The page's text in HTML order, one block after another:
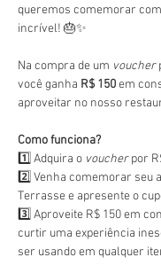
queremos comemorar
incrível! 🎂✨
Na compra de um voucher
você ganha R$ 150 em
aproveitar no nosso
Como funciona?
1️⃣ Adquira o voucher por
2️⃣ Venha comemorar seu
Terrasse e apresente o
3️⃣ Aproveite R$ 150 em
curtir uma experiência
ser usando em qualquer